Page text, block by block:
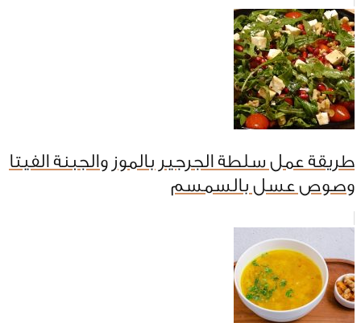
طريقة عمل سلطة الجرجير بالموز والجبنة الفيتا
وصوص عسل بالسمسم